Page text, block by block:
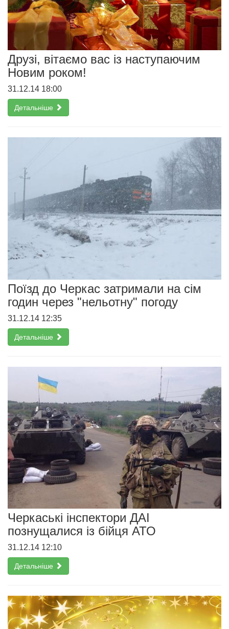
Друзі, вітаємо вас із наступаючим
Новим роком!
31.12.14 18:00
Детальніше
Поїзд до Черкас затримали на сім
годин через "нельотну" погоду
31.12.14 12:35
Детальніше
Черкаські інспектори ДАІ
познущалися із бійця АТО
31.12.14 12:10
Детальніше